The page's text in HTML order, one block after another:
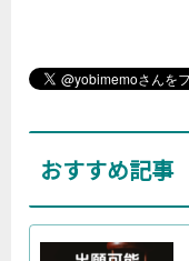
おすすめ記事